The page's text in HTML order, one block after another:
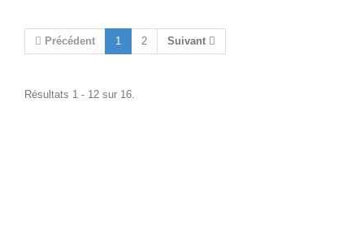
Précédent 1 2 Suivant
Résultats 1 - 12 sur 16.